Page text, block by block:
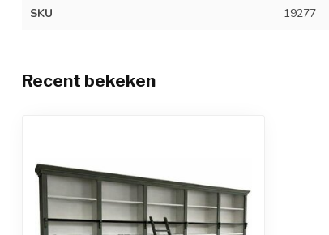
SKU 19277
Recent bekeken